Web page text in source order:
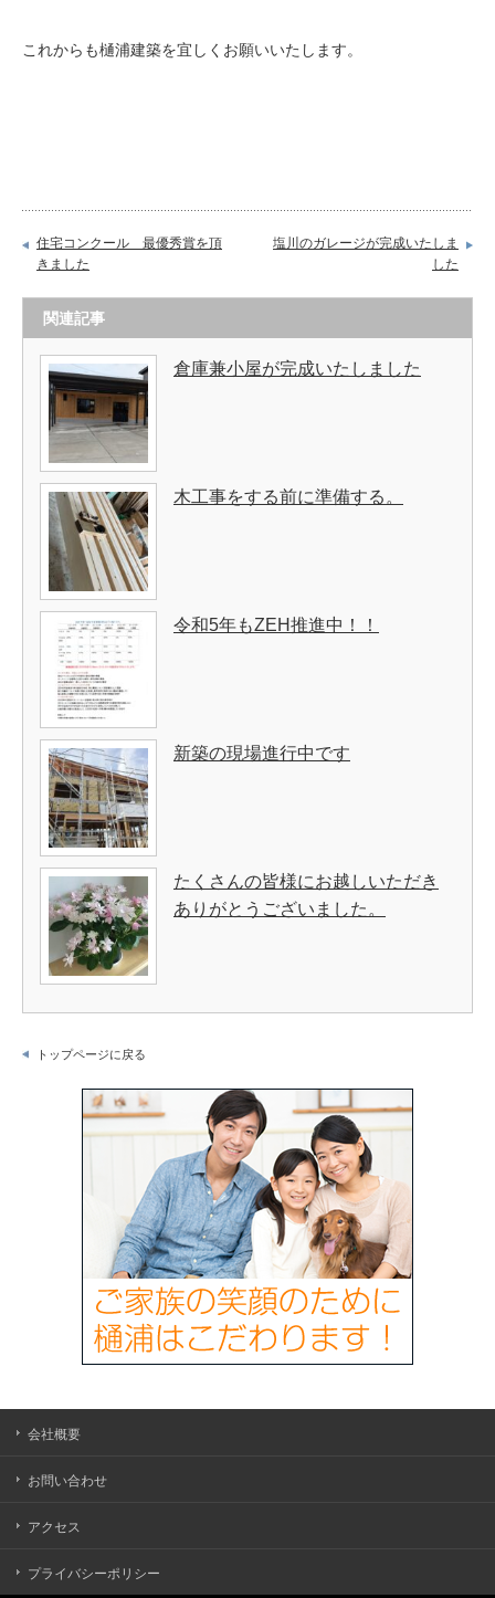
これからも樋浦建築を宜しくお願いいたします。
住宅コンクール 最優秀賞を頂
きました
塩川のガレージが完成いたしま
した
関連記事
倉庫兼小屋が完成いたしました
木工事をする前に準備する。
令和5年もZEH推進中！！
新築の現場進行中です
たくさんの皆様にお越しいただき
ありがとうございました。
トップページに戻る
会社概要
お問い合わせ
アクセス
プライバシーポリシー